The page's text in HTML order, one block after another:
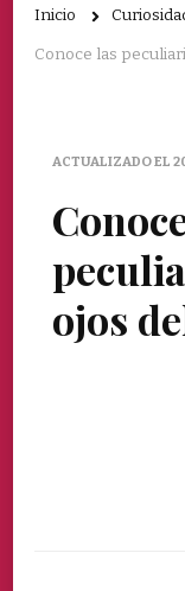
Inicio
Conoce las
ACTUALIZADO EL
ojos